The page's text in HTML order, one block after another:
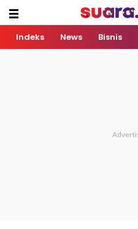
Indeks News Bisnis